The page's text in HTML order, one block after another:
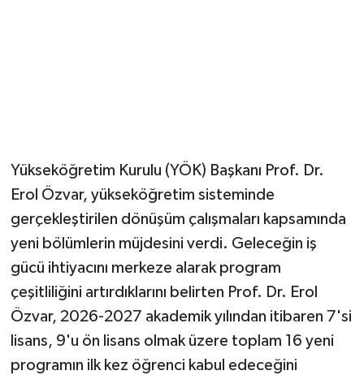
Yükseköğretim Kurulu (YÖK) Başkanı Prof. Dr.
Erol Özvar, yükseköğretim sisteminde
gerçekleştirilen dönüşüm çalışmaları kapsamında
yeni bölümlerin müjdesini verdi. Geleceğin iş
gücü ihtiyacını merkeze alarak program
çeşitliliğini artırdıklarını belirten Prof. Dr. Erol
Özvar, 2026-2027 akademik yılından itibaren 7'si
lisans, 9'u ön lisans olmak üzere toplam 16 yeni
programın ilk kez öğrenci kabul edeceğini